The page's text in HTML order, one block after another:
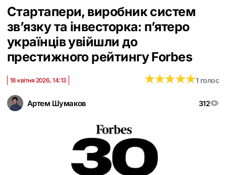
Стартапери, виробник систем
зв’язку та інвесторка: п’ятеро
українців увійшли до
престижного рейтингу Forbes
Артем Шумаков 312
18 квітня 2026, 14:13 ★★★★★
★★★★★1 голос